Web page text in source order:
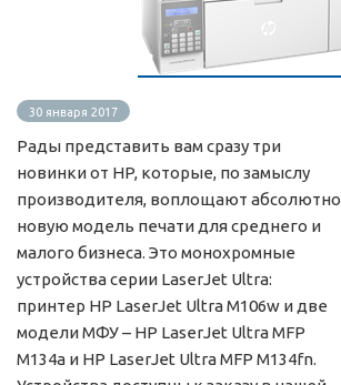
30 января 2017
Рады представить вам сразу три
новинки от HP, которые, по замыслу
производителя, воплощают абсолютно
новую модель печати для среднего и
малого бизнеса. Это монохромные
устройства серии LaserJet Ultra:
принтер HP LaserJet Ultra M106w и две
модели МФУ – HP LaserJet Ultra MFP
M134a и HP LaserJet Ultra MFP M134fn.